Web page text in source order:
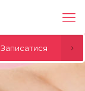
Записатися